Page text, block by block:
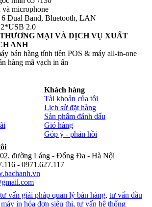
microphone
Dual Band, Bluetooth, LAN
2.0
MẠI VÀ DỊCH VỤ XUẤT
ANH
bán hàng tính tiền POS & máy all-in-one
hàng mã vạch in ấn
Khách hàng
Tài khoản của tôi
Lịch sử đặt hàng
Sản phẩm đánh dấu
Giỏ hàng
Góp ý - phản hồi
đường Láng - Đống Đa - Hà Nội
- 0971.627.117
tư vấn giải pháp quản lý bán hàng, tư vấn đầu
in hóa đơn siêu thị, tư vấn hệ thống